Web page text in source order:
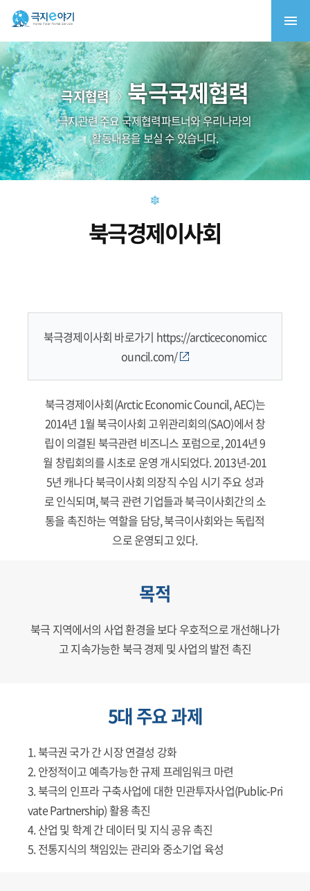
극지협력 북극국제협력
극지관련 주요 국제협력파트너와 우리나라의
활동내용을 보실 수 있습니다.
북극경제이사회
북극경제이사회 바로가기 https://arcticeconomicc
ouncil.com/
북극경제이사회(Arctic Economic Council, AEC)는
2014년 1월 북극이사회 고위관리회의(SAO)에서 창
립이 의결된 북극관련 비즈니스 포럼으로, 2014년 9
월 창립회의를 시초로 운영 개시되었다. 2013년-201
5년 캐나다 북극이사회 의장직 수임 시기 주요 성과
로 인식되며, 북극 관련 기업들과 북극이사회간의 소
통을 촉진하는 역할을 담당, 북극이사회와는 독립적
으로 운영되고 있다.
목적
북극 지역에서의 사업 환경을 보다 우호적으로 개선해나가
고 지속가능한 북극 경제 및 사업의 발전 촉진
5대 주요 과제
북극권 국가 간 시장 연결성 강화
안정적이고 예측가능한 규제 프레임워크 마련
북극의 인프라 구축사업에 대한 민관투자사업(Public-Pri
vate Partnership) 활용 촉진
산업 및 학계 간 데이터 및 지식 공유 촉진
전통지식의 책임있는 관리와 중소기업 육성